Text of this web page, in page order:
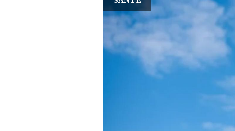
HOROSCOPE
VOTRE ASTRO LOVE
LUNDI 23 FÉVRIER 2026 -